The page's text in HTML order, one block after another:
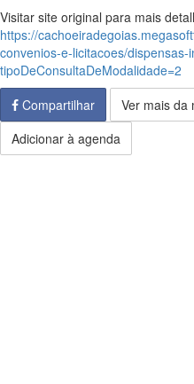
Visitar site original para mais
https://
convenios-e-licitacoes/dispensas-
tipoDeConsultaDeModalidade=2
Compartilhar
Ver mais da
Adicionar à agenda